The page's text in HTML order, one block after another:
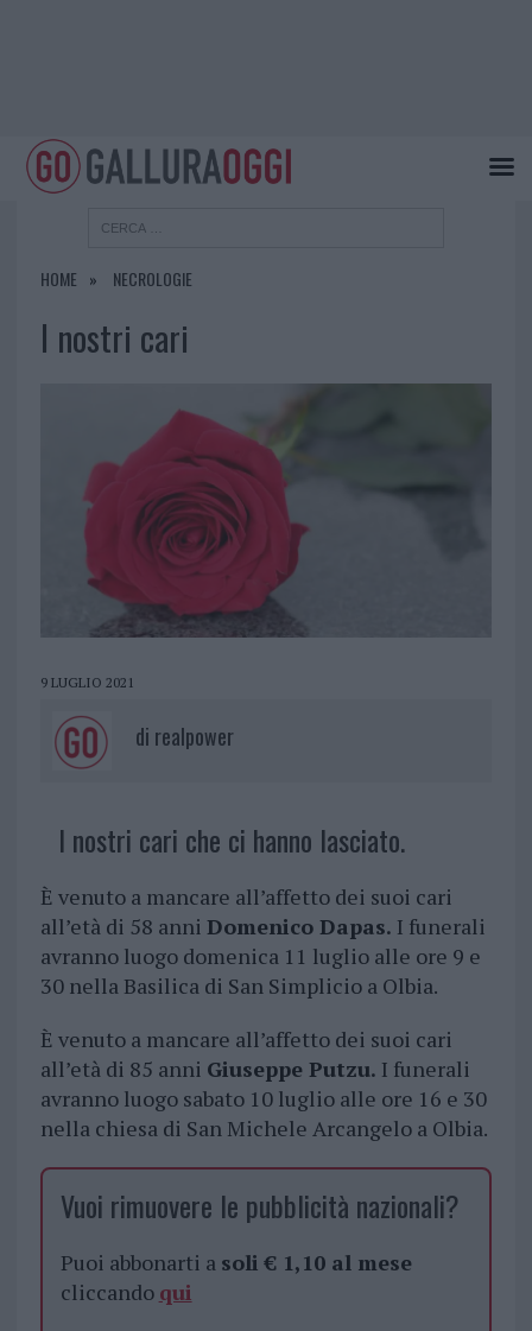
HOME NECROLOGIE
I nostri cari
9 LUGLIO 2021
di realpower
I nostri cari che ci hanno lasciato.
È venuto a mancare all’affetto dei suoi cari
all’età di 58 anni Domenico Dapas. I funerali
avranno luogo domenica 11 luglio alle ore 9 e
30 nella Basilica di San Simplicio a Olbia.
È venuto a mancare all’affetto dei suoi cari
all’età di 85 anni Giuseppe Putzu. I funerali
avranno luogo sabato 10 luglio alle ore 16 e 30
nella chiesa di San Michele Arcangelo a Olbia.
Vuoi rimuovere le pubblicità nazionali?
Puoi abbonarti a soli € 1,10 al mese
cliccando qui